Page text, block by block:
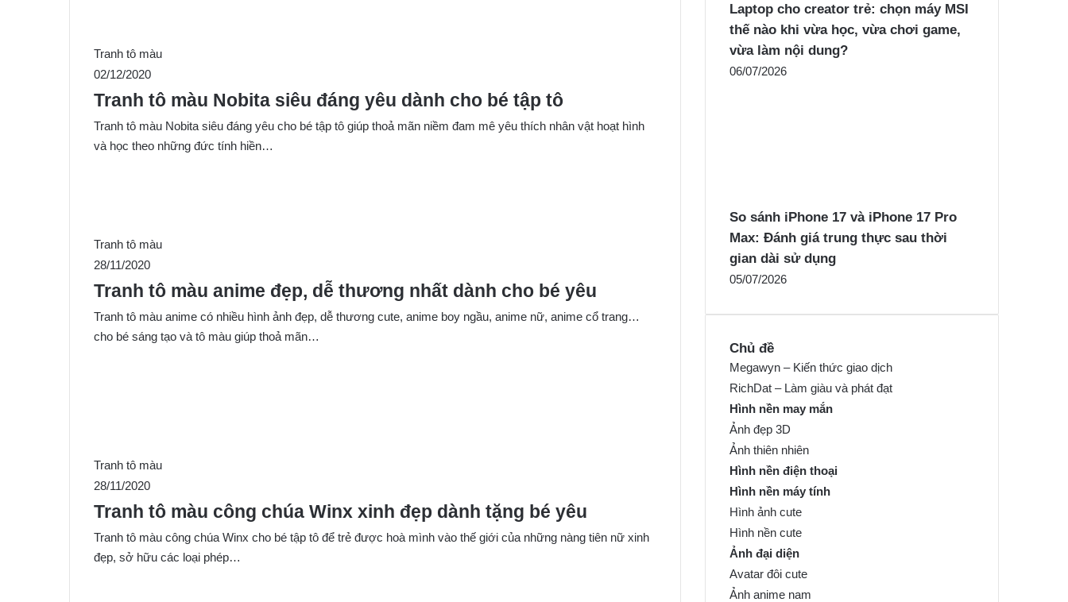
Tranh tô màu
02/12/2020
Tranh tô màu Nobita siêu đáng yêu dành cho bé tập tô
Tranh tô màu Nobita siêu đáng yêu cho bé tập tô giúp thoả mãn niềm đam mê yêu thích nhân vật hoạt hình
và học theo những đức tính hiền…
Tranh tô màu
28/11/2020
Tranh tô màu anime đẹp, dễ thương nhất dành cho bé yêu
Tranh tô màu anime có nhiều hình ảnh đẹp, dễ thương cute, anime boy ngầu, anime nữ, anime cổ trang…
cho bé sáng tạo và tô màu giúp thoả mãn…
Tranh tô màu
28/11/2020
Tranh tô màu công chúa Winx xinh đẹp dành tặng bé yêu
Tranh tô màu công chúa Winx cho bé tập tô để trẻ được hoà mình vào thế giới của những nàng tiên nữ xinh
đẹp, sở hữu các loại phép…
Laptop cho creator trẻ: chọn máy MSI
thế nào khi vừa học, vừa chơi game,
vừa làm nội dung?
06/07/2026
So sánh iPhone 17 và iPhone 17 Pro
Max: Đánh giá trung thực sau thời
gian dài sử dụng
05/07/2026
Chủ đề
Megawyn – Kiến thức giao dịch
RichDat – Làm giàu và phát đạt
Hình nền may mắn
Ảnh đẹp 3D
Ảnh thiên nhiên
Hình nền điện thoại
Hình nền máy tính
Hình ảnh cute
Hình nền cute
Ảnh đại diện
Avatar đôi cute
Ảnh anime nam